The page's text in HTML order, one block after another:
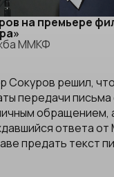
на премьере
ММКФ
Сокуров решил,
передачи
обращением,
ответа от
предать текст